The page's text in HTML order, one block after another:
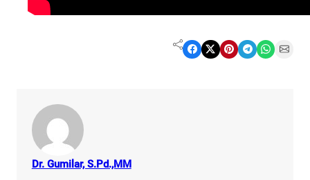
Share on Facebook Share on X Share on Pinterest Share on Telegram Share on WhatsApp Share on Email
Dr. Gumilar, S.Pd.,MM